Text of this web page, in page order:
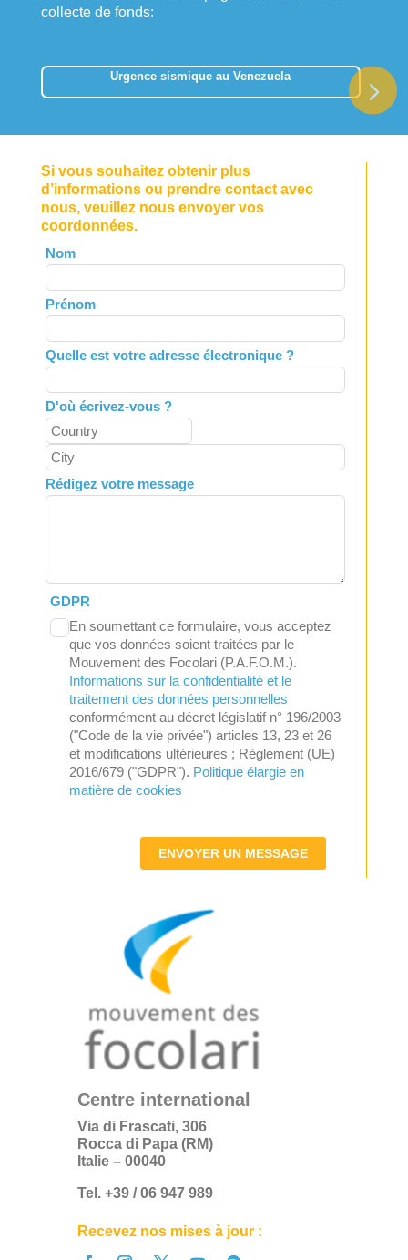
collecte de fonds:
Urgence sismique au Venezuela
Si vous souhaitez obtenir plus
d’informations ou prendre contact avec
nous, veuillez nous envoyer vos
coordonnées.
Leave
this
field
blank
Nom
Prénom
Quelle est votre adresse électronique ?
D'où écrivez-vous ?
Rédigez votre message
GDPR
En soumettant ce formulaire, vous acceptez
que vos données soient traitées par le
Mouvement des Focolari (P.A.F.O.M.).
Informations sur la confidentialité et le
traitement des données personnelles
conformément au décret législatif n° 196/2003
("Code de la vie privée") articles 13, 23 et 26
et modifications ultérieures ; Règlement (UE)
2016/679 ("GDPR"). Politique élargie en
matière de cookies
ENVOYER UN MESSAGE
Centre international
Via di Frascati, 306
Rocca di Papa (RM)
Italie – 00040
Tel. +39 / 06 947 989
Recevez nos mises à jour :